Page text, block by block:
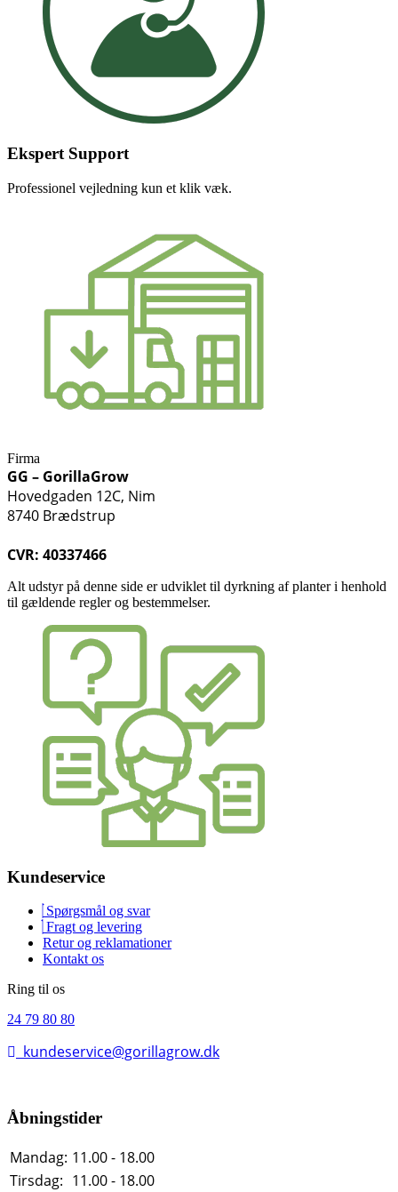
Ekspert Support
Professionel vejledning kun et klik væk.
Firma
GG – GorillaGrow
Hovedgaden 12C, Nim
8740 Brædstrup
CVR: 40337466
Alt udstyr på denne side er udviklet til dyrkning af planter i henhold
til gældende regler og bestemmelser.
Kundeservice
Spørgsmål og svar
Fragt og levering
Retur og reklamationer
Kontakt os
Ring til os
24 79 80 80
kundeservice@gorillagrow.dk
Åbningstider
Mandag: 11.00 - 18.00
Tirsdag: 11.00 - 18.00